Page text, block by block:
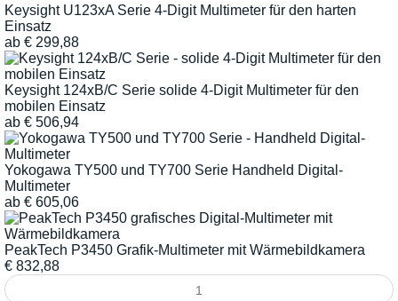
Keysight U123xA Serie 4-Digit Multimeter für den harten
Einsatz
ab € 299,88
Keysight 124xB/C Serie solide 4-Digit Multimeter für den
mobilen Einsatz
ab € 506,94
Yokogawa TY500 und TY700 Serie Handheld Digital-
Multimeter
ab € 605,06
PeakTech P3450 Grafik-Multimeter mit Wärmebildkamera
€ 832,88